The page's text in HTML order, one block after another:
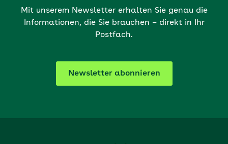
Mit unserem Newsletter erhalten Sie genau die
Informationen, die Sie brauchen – direkt in Ihr
Postfach.
Newsletter abonnieren